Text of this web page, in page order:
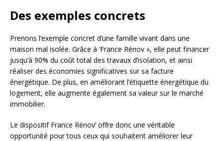
Des exemples concrets
Prenons l’exemple concret d’une famille vivant dans une
maison mal isolée. Grâce à ‘France Rénov », elle peut financer
jusqu’à 90% du coût total des travaux d’isolation, et ainsi
réaliser des économies significatives sur sa facture
énergétique. De plus, en améliorant l’étiquette énergétique du
logement, elle augmente également sa valeur sur le marché
immobilier.
Le dispositif France Rénov’ offre donc une véritable
opportunité pour tous ceux qui souhaitent améliorer leur